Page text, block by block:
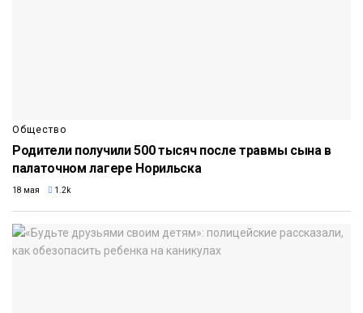
Общество
Родители получили 500 тысяч после травмы сына в
палаточном лагере Норильска
18 мая 1.2k